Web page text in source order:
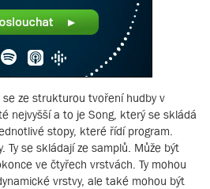
se ze strukturou tvoření hudby v
nejvyšší a to je Song, který se skládá
stopy, které řídí program.
Ty se skládají ze samplů. Může být
ve čtyřech vrstvách. Ty mohou
vrstvy, ale také mohou být